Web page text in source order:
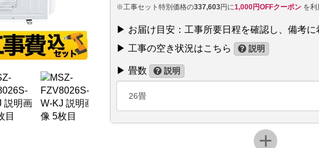
※工事セット特別価格の337,603円に1,000円OFFクーポン を利
▶ お届け目安：工事所要日程を確認し、備考に
▶ 工事の空き状況はこちら
説明
▶ 畳数 説明
26畳